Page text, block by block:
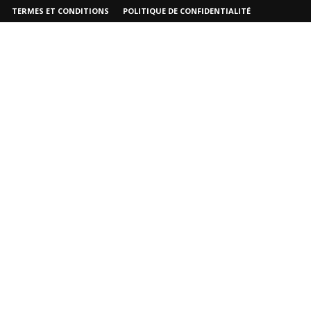
TERMES ET CONDITIONS POLITIQUE DE CONFIDENTIALITÉ